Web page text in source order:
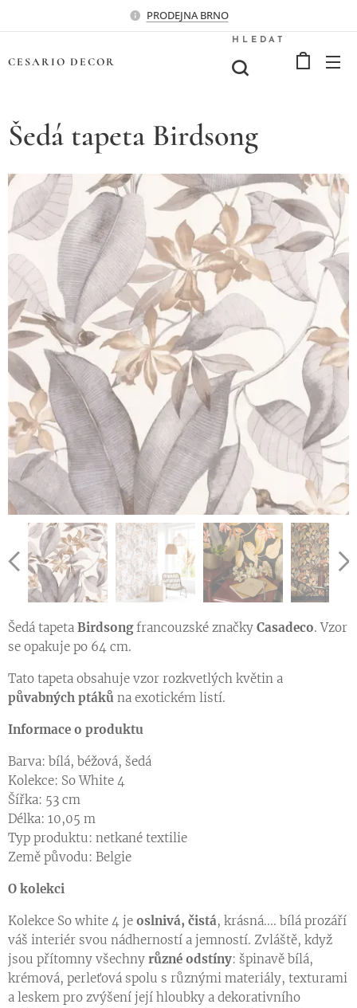
PRODEJNA BRNO
CESARIO DECOR
HLEDAT
Šedá tapeta Birdsong
Ukázka vzoru tapety v jiné barevné variantě
Ukázka vzoru tapety v jiné barevné variantě
Vzorník francouzských tapet se vzorem kolekce SO WHITE 4
Šedá tapeta Birdsongfrancouzské značky Casadeco. Vzor
se opakuje po 64 cm.
Tato tapeta obsahuje vzor rozkvetlých květin a
půvabných ptáků na exotickém listí.
Informace o produktu
Barva: bílá, béžová, šedá
Kolekce: So White 4
Šířka: 53 cm
Délka: 10,05 m
Typ produktu: netkané textilie
Země původu: Belgie
O kolekci
Kolekce So white 4 je oslnivá, čistá, krásná.... bílá prozáří
váš interiér svou nádherností a jemností. Zvláště, když
jsou přítomny všechny různé odstíny: špinavě bílá,
krémová, perleťová spolu s různými materiály, texturami
a leskem pro zvýšení její hloubky a dekorativního